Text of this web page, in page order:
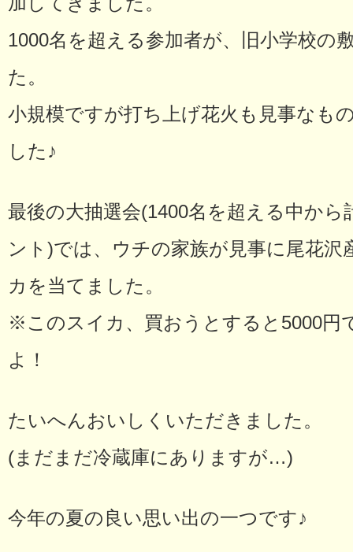
1000名を超える参加者が、旧小学校の
た。
小規模ですが打ち上げ花火も見事なも
した♪
最後の大抽選会(1400名を超える中か
ント)では、ウチの家族が見事に尾花沢
カを当てました。
※このスイカ、買おうとすると5000円
よ！
たいへんおいしくいただきました。
(まだまだ冷蔵庫にありますが…)
今年の夏の良い思い出の一つです♪